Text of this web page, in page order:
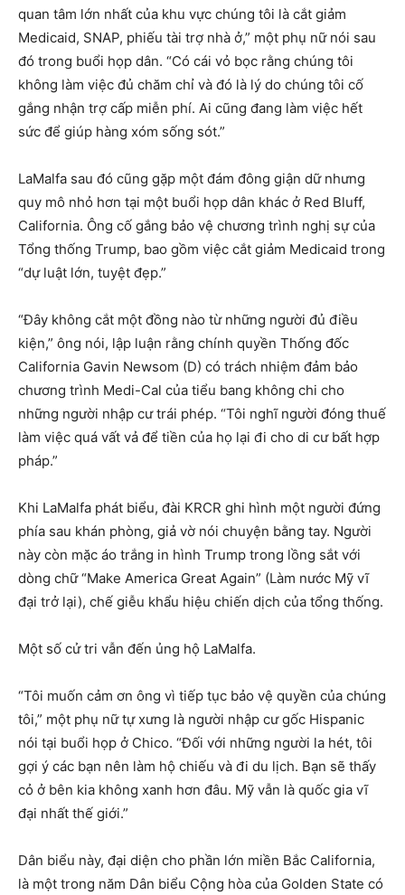
quan tâm lớn nhất của khu vực chúng tôi là cắt giảm
Medicaid, SNAP, phiếu tài trợ nhà ở,” một phụ nữ nói sau
đó trong buổi họp dân. “Có cái vỏ bọc rằng chúng tôi
không làm việc đủ chăm chỉ và đó là lý do chúng tôi cố
gắng nhận trợ cấp miễn phí. Ai cũng đang làm việc hết
sức để giúp hàng xóm sống sót.”
LaMalfa sau đó cũng gặp một đám đông giận dữ nhưng
quy mô nhỏ hơn tại một buổi họp dân khác ở Red Bluff,
California. Ông cố gắng bảo vệ chương trình nghị sự của
Tổng thống Trump, bao gồm việc cắt giảm Medicaid trong
“dự luật lớn, tuyệt đẹp.”
“Đây không cắt một đồng nào từ những người đủ điều
kiện,” ông nói, lập luận rằng chính quyền Thống đốc
California Gavin Newsom (D) có trách nhiệm đảm bảo
chương trình Medi-Cal của tiểu bang không chi cho
những người nhập cư trái phép. “Tôi nghĩ người đóng thuế
làm việc quá vất vả để tiền của họ lại đi cho di cư bất hợp
pháp.”
Khi LaMalfa phát biểu, đài KRCR ghi hình một người đứng
phía sau khán phòng, giả vờ nói chuyện bằng tay. Người
này còn mặc áo trắng in hình Trump trong lồng sắt với
dòng chữ “Make America Great Again” (Làm nước Mỹ vĩ
đại trở lại), chế giễu khẩu hiệu chiến dịch của tổng thống.
Một số cử tri vẫn đến ủng hộ LaMalfa.
“Tôi muốn cảm ơn ông vì tiếp tục bảo vệ quyền của chúng
tôi,” một phụ nữ tự xưng là người nhập cư gốc Hispanic
nói tại buổi họp ở Chico. “Đối với những người la hét, tôi
gợi ý các bạn nên làm hộ chiếu và đi du lịch. Bạn sẽ thấy
cỏ ở bên kia không xanh hơn đâu. Mỹ vẫn là quốc gia vĩ
đại nhất thế giới.”
Dân biểu này, đại diện cho phần lớn miền Bắc California,
là một trong năm Dân biểu Cộng hòa của Golden State có